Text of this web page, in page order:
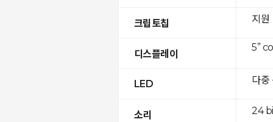
크립토칩
디스플레이
LED
소리
지원
5”
다중
24